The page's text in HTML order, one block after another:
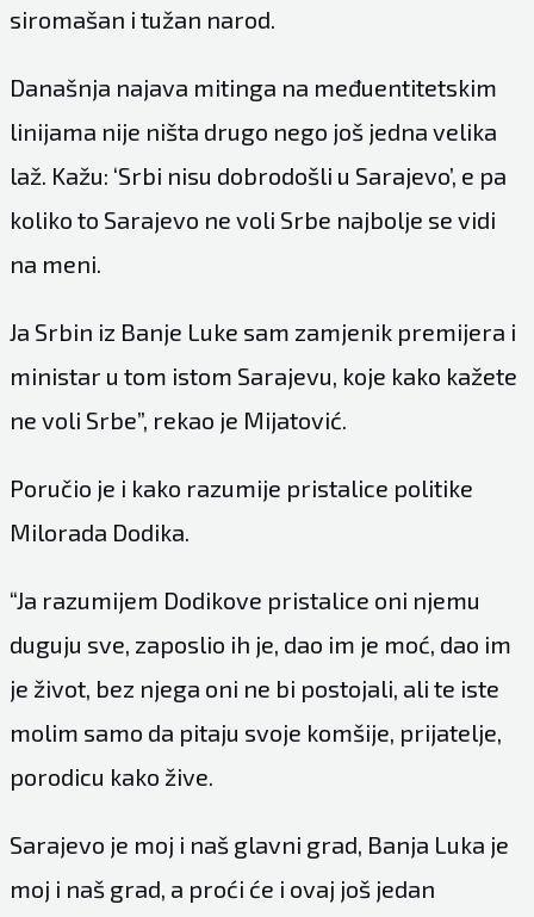
siromašan i tužan narod.
Današnja najava mitinga na međuentitetskim
linijama nije ništa drugo nego još jedna velika
laž. Kažu: ‘Srbi nisu dobrodošli u Sarajevo’, e pa
koliko to Sarajevo ne voli Srbe najbolje se vidi
na meni.
Ja Srbin iz Banje Luke sam zamjenik premijera i
ministar u tom istom Sarajevu, koje kako kažete
ne voli Srbe”, rekao je Mijatović.
Poručio je i kako razumije pristalice politike
Milorada Dodika.
“Ja razumijem Dodikove pristalice oni njemu
duguju sve, zaposlio ih je, dao im je moć, dao im
je život, bez njega oni ne bi postojali, ali te iste
molim samo da pitaju svoje komšije, prijatelje,
porodicu kako žive.
Sarajevo je moj i naš glavni grad, Banja Luka je
moj i naš grad, a proći će i ovaj još jedan